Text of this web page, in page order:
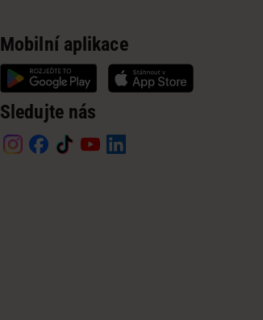
Mobilní aplikace
Sledujte nás